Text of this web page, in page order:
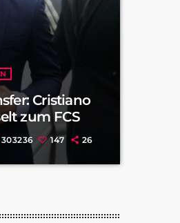
Cristiano
zum FCS
303236 147 26